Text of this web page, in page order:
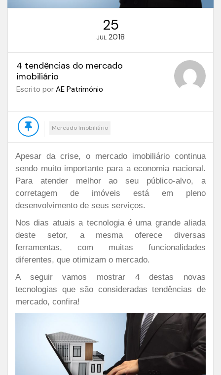
25
JUL 2018
4 tendências do mercado
imobiliário
Escrito por AE Patrimônio
Mercado Imobiliário
Apesar da crise, o mercado imobiliário continua
sendo muito importante para a economia nacional.
Para atender melhor ao seu público-alvo, a
corretagem de imóveis está em pleno
desenvolvimento de seus serviços.
Nos dias atuais a tecnologia é uma grande aliada
deste setor, a mesma oferece diversas
ferramentas, com muitas funcionalidades
diferentes, que otimizam o mercado.
A seguir vamos mostrar 4 destas novas
tecnologias que são consideradas tendências de
mercado, confira!